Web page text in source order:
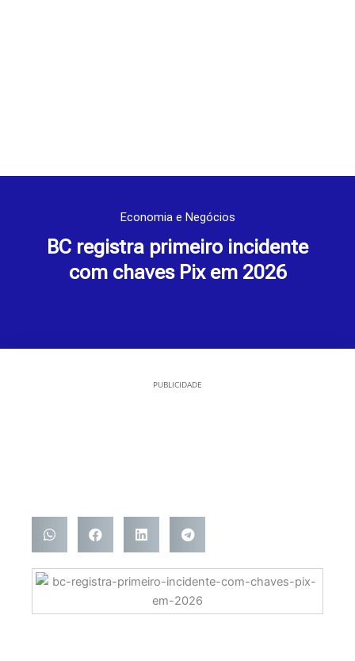
Economia e Negócios
BC registra primeiro incidente
com chaves Pix em 2026
PUBLICIDADE